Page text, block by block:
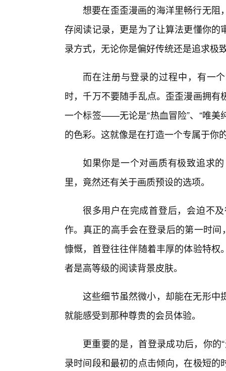
想要在歪歪漫画的海洋里畅行无阻
存阅读记录，更是为了让算法更懂你
录方式，无论你是偏好传统还是追求极
而在注册与登录的过程中，有一
时，千万不要随手乱点。歪歪漫画拥
一个标签——无论是“热血冒险”、“唯美
的色彩。这就像是在打造一个专属于你
如果你是一个对画质有极致追求
里，竟然还有关于画质预设的选项。
很多用户在完成首登后，会迫不
作。真正的高手会在登录后的第一时
慷慨，首登往往伴随着丰厚的体验特
者是高等级的阅读背景皮肤。
这些细节虽然微小，却能在无形中
就能感受到那种尊贵的会员体验。
更重要的是，首登录成功后，你的
录时间段和最初的点击倾向，在极短